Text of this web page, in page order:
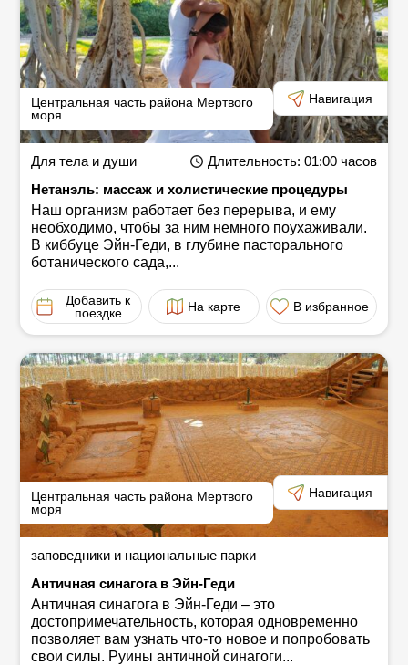
Центральная часть района Мертвого
моря
Навигация
Для тела и души Длительность: 01:00 часов
Нетанэль: массаж и холистические процедуры
Наш организм работает без перерыва, и ему
необходимо, чтобы за ним немного поухаживали.
В киббуце Эйн-Геди, в глубине пасторального
ботанического сада,...
Добавить к
поездке
На карте В избранное
Центральная часть района Мертвого
моря
Навигация
заповедники и национальные парки
Античная синагога в Эйн-Геди
Античная синагога в Эйн-Геди ‒ это
достопримечательность, которая одновременно
позволяет вам узнать что-то новое и попробовать
свои силы. Руины античной синагоги...